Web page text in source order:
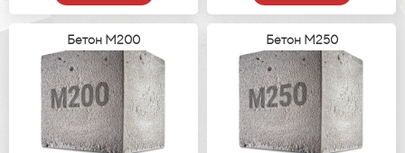
Бетон М200 Бетон М250